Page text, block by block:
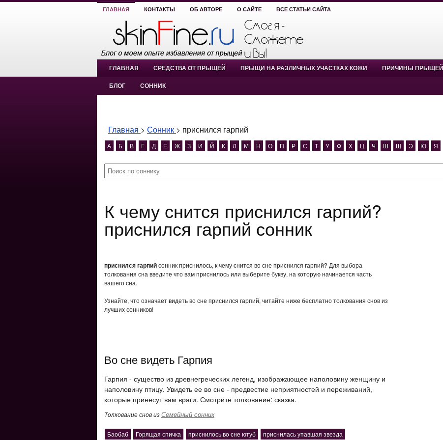
ГЛАВНАЯ КОНТАКТЫ ОБ АВТОРЕ О САЙТЕ ВСЕ СТАТЬИ САЙТА
ГЛАВНАЯ СРЕДСТВА ОТ ПРЫЩЕЙ ПРЫЩИ НА РАЗЛИЧНЫХ УЧАСТКАХ КОЖИ ПРИЧИНЫ ПРЫЩЕЙ
БЛОГ СОННИК
Главная > Сонник > приснился гарпий
А Б В Г Д Е Ж З И Й К Л М Н О П Р С Т У Ф Х Ц Ч Ш Щ Э Ю Я
К чему снится приснился гарпий?
приснился гарпий сонник
приснился гарпийсонник приснилось, к чему снится во сне приснился гарпий? Для выбора
толкования сна введите что вам приснилось или выберите букву, на которую начинается часть
вашего сна.
Узнайте, что означает видеть во сне приснился гарпий, читайте ниже бесплатно толкования снов из
лучших сонников!
Во сне видеть Гарпия
Гарпия - существо из древнегреческих легенд, изображающее наполовину женщину и
наполовину птицу. Увидеть ее во сне - предвестие неприятностей и переживаний,
которые принесут вам враги. Смотрите толкование: сказка.
Толкование снов изСемейный сонник
Баобаб Горящая спичка приснилось во сне ютуб приснилась упавшая звезда